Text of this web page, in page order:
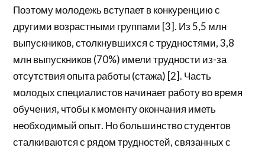
Поэтому молодежь вступает в конкуренцию с
другими возрастными группами [3]. Из 5,5 млн
выпускников, столкнувшихся с трудностями, 3,8
млн выпускников (70%) имели трудности из-за
отсутствия опыта работы (стажа) [2]. Часть
молодых специалистов начинает работу во время
обучения, чтобы к моменту окончания иметь
необходимый опыт. Но большинство студентов
сталкиваются с рядом трудностей, связанных с